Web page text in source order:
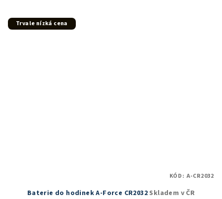
Trvale nízká cena
Baterie do hodinek A-Force CR2032 Skladem v ČR
KÓD: A-CR2032